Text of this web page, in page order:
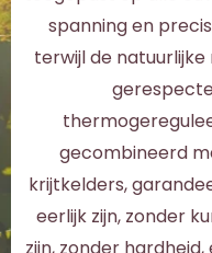
spanning en
terwijl de
gecombineerd
krijtkelders,
eerlijk zijn, zonder
zijn, zonder